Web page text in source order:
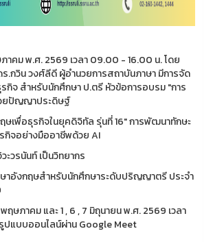
าคม พ.ศ. 2569 เวลา 09.00 - 16.00 น. โดย
.กวิน วงศ์ลีดี ผู้อำนวยการสถาบันภาษา มีการจัด
กิจ สำหรับนักศึกษา ป.ตรี หัวข้อการอบรม "การ
ยปัญญาประดิษฐ์
ษเพื่อธุรกิจในยุคดิจิทัล รุ่นที่ 16" การพัฒนาทักษะ
กิจอย่างมืออาชีพด้วย AI
ะวรนันท์ เป็นวิทยากร
าอังกฤษสำหรับนักศึกษาระดับปริญญาตรี ประจำ
ฤษภาคม และ 1 , 6 , 7 มิถุนายน พ.ศ. 2569 เวลา
ปแบบออนไลน์ผ่าน Google Meet